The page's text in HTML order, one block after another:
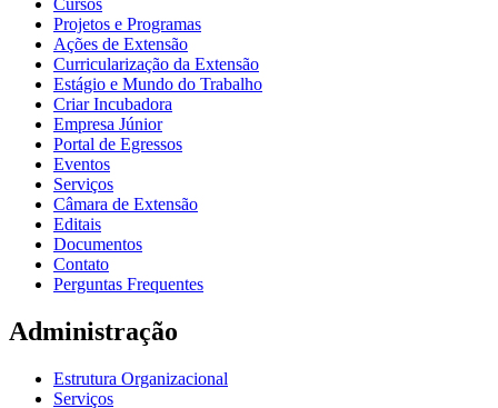
Cursos
Projetos e Programas
Ações de Extensão
Curricularização da Extensão
Estágio e Mundo do Trabalho
Criar Incubadora
Empresa Júnior
Portal de Egressos
Eventos
Serviços
Câmara de Extensão
Editais
Documentos
Contato
Perguntas Frequentes
Administração
Estrutura Organizacional
Serviços